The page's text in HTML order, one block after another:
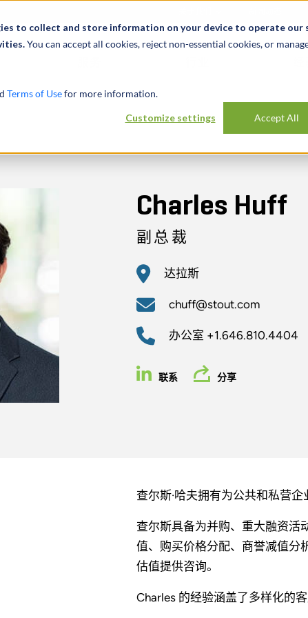
to collect and store information on your device to operate our
You can accept all cookies, reject non-essential cookies, or
Terms of Usefor more information.
Customize settings Accept All
Charles Huff
副总裁
达拉斯
chuff@stout.com
办公室 +1.646.810.4404
联系 分享
查尔斯·哈夫拥有为公共和私营企
查尔斯具备为并购、重大融资活
值、购买价格分配、商誉减值分
估值提供咨询。
Charles 的经验涵盖了多样化的